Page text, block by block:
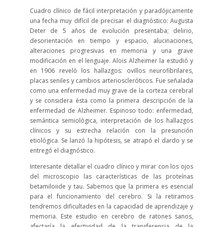
Cuadro clínico de fácil interpretación y paradójicamente
una fecha muy difícil de precisar el diagnóstico: Augusta
Deter de 5 años de evolución presentaba; delirio,
desorientación en tiempo y espacio, alucinaciones,
alteraciones progresivas en memoria y una grave
modificación en el lenguaje. Alois Alzheimer la estudió y
en 1906 reveló los hallazgos: ovillos neurofibrilares,
placas seniles y cambios arterioscleróticos. Fue señalada
como una enfermedad muy grave de la corteza cerebral
y se considera ésta como la primera descripción de la
enfermedad de Alzheimer. Espinoso todo: enfermedad,
semántica semiológica, interpretación de los hallazgos
clínicos y su estrecha relación con la presunción
etiológica. Se lanzó la hipótesis, se atrapó el dardo y se
entregó el diagnóstico.
Interesante detallar el cuadro clínico y mirar con los ojos
del microscopio las características de las proteínas
betamiloiide y tau. Sabemos que la primera es esencial
para el funcionamiento del cerebro. Si la retiramos
tendremos dificultades en la capacidad de aprendizaje y
memoria. Este estudio en cerebro de ratones sanos,